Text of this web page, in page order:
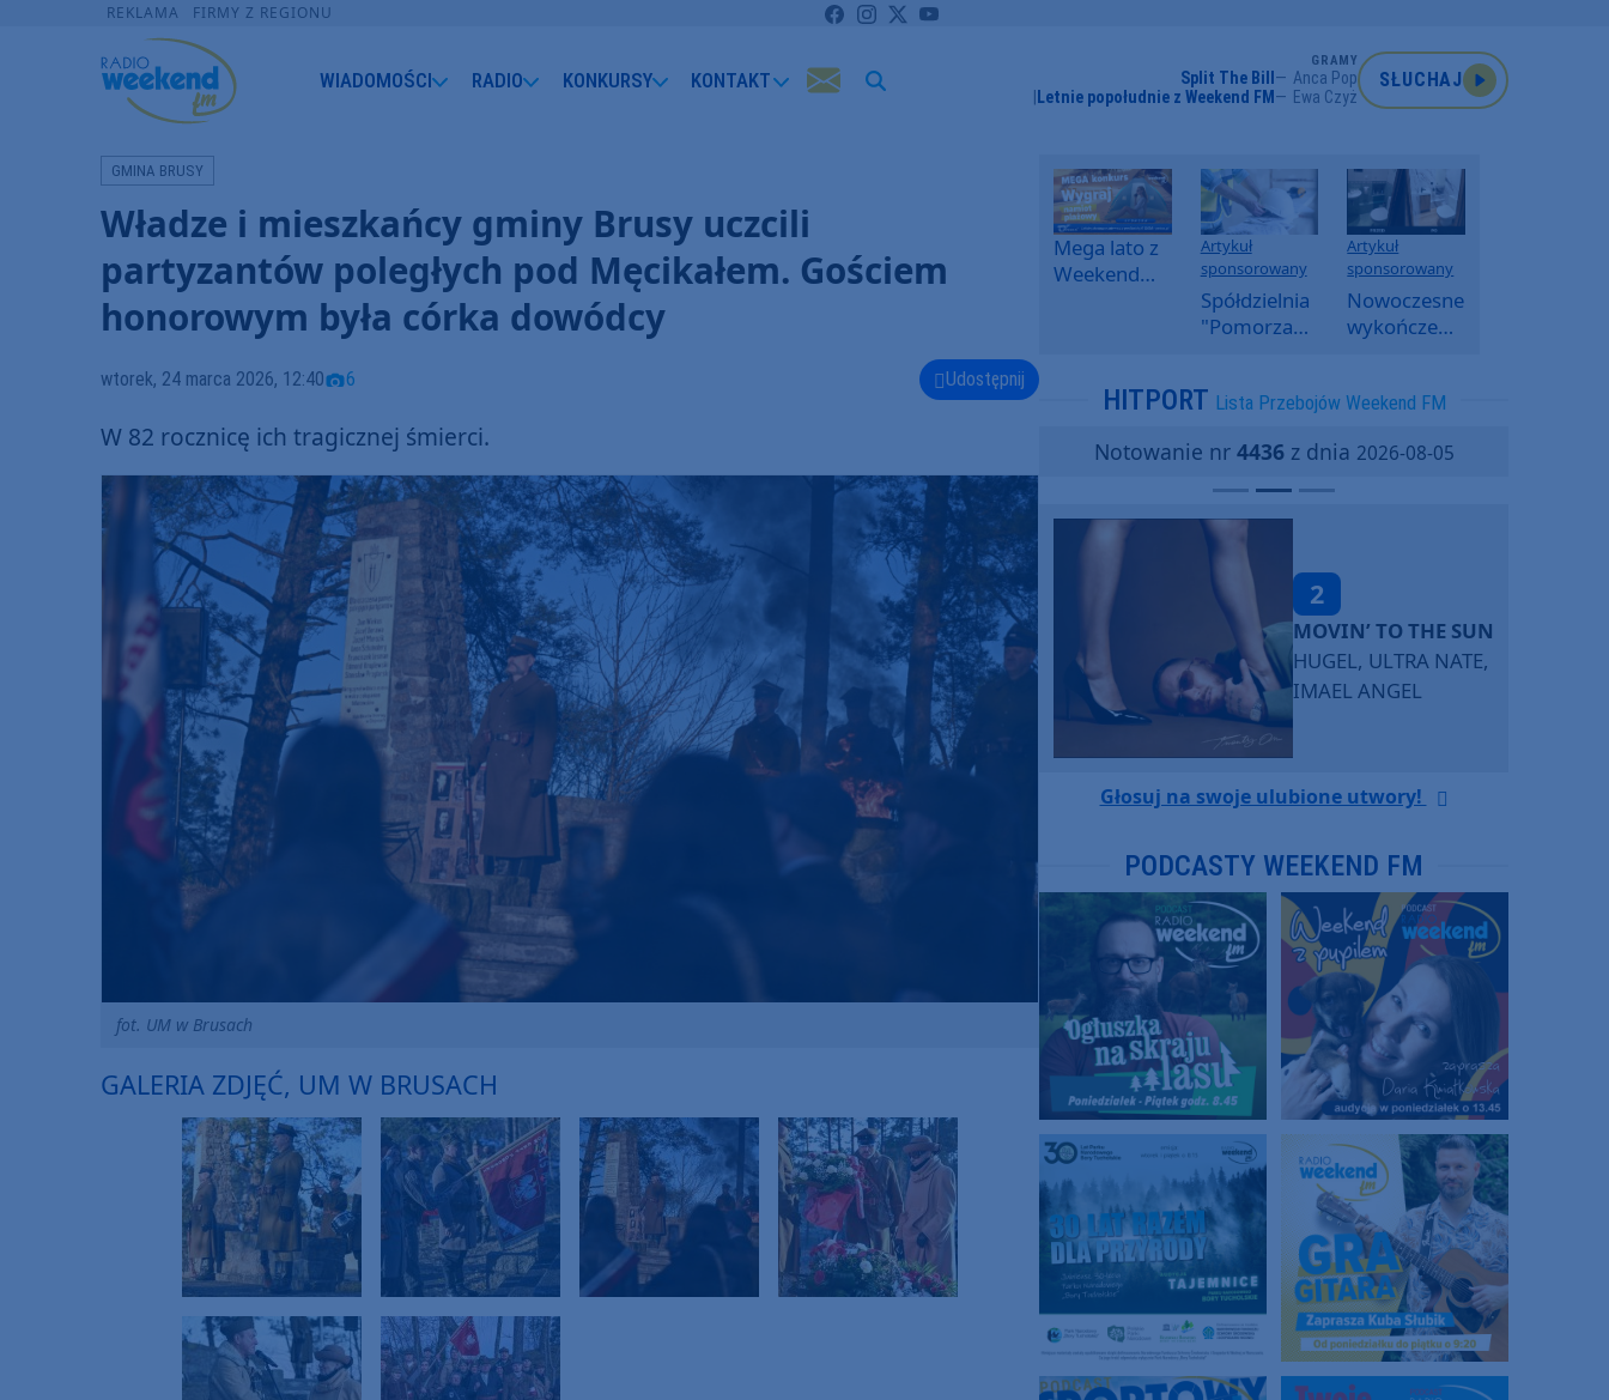
REKLAMA FIRMY Z REGIONU
WIADOMOŚCI RADIO KONKURSY KONTAKT
GRAMY
Split The Bill
Anca Pop
Letnie popołudnie z Weekend FM
Ewa Czyż
SŁUCHAJ
GMINA BRUSY
Władze i mieszkańcy gminy Brusy uczcili
partyzantów poległych pod Męcikałem. Gościem
honorowym była córka dowódcy
wtorek, 24 marca 2026, 12:40 6 Udostępnij
W 82 rocznicę ich tragicznej śmierci.
fot. UM w Brusach
GALERIA ZDJĘĆ, UM W BRUSACH
Mega lato z
Weekend
Artykuł
sponsorowany
Spółdzielnia
"Pomorzanka"
informuje o
i ofertach
najmu
Artykuł
sponsorowany
Nowoczesne
wykończenia
SPC, WPC i
kamienny
HITPORT Lista Przebojów Weekend FM
Notowanie nr 4436z dnia 2026-08-05
2
MOVIN’ TO THE SUN
HUGEL, ULTRA NATE,
IMAEL ANGEL
Głosuj na swoje ulubione utwory!
PODCASTY WEEKEND FM